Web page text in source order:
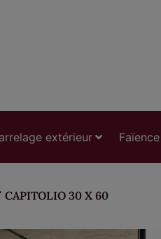
extérieur
CAPITOLIO 30 X 60